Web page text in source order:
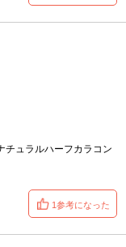
チュラルハーフカラコン
1参考になった